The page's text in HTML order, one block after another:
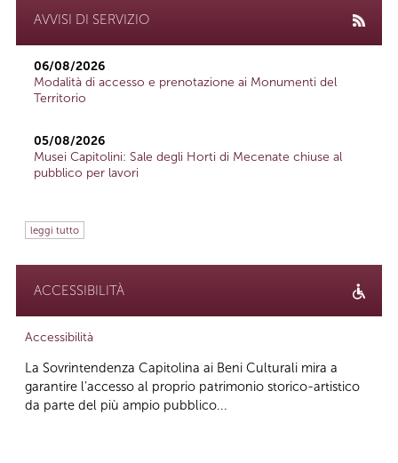
AVVISI DI SERVIZIO
06/08/2026
Modalità di accesso e prenotazione ai Monumenti del
Territorio
05/08/2026
Musei Capitolini: Sale degli Horti di Mecenate chiuse al
pubblico per lavori
leggi tutto
ACCESSIBILITÀ
Accessibilità
La Sovrintendenza Capitolina ai Beni Culturali mira a
garantire l’accesso al proprio patrimonio storico-artistico
da parte del più ampio pubblico...